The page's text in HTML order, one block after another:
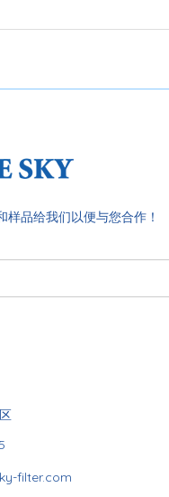
样品给我们以便与您合作！
filter.com